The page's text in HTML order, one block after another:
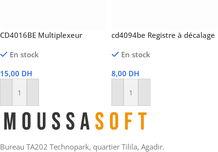
CD4016BE Multiplexeur
En stock
15,00 DH
Ajouter Au Panier
cd4094be Registre à décalage
En stock
8,00 DH
Ajouter Au Panier
Bureau TA202 Technopark, quartier Tilila, Agadir.